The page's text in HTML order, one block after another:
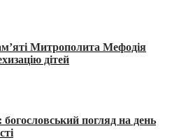
Митрополита Мефодія
дітей
богословський погляд на день